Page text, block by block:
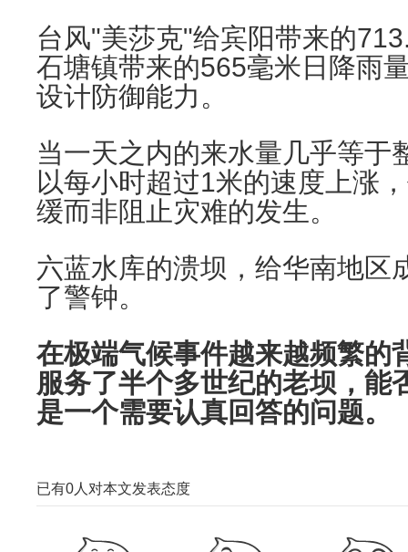
台风"美莎克"给宾阳带来的
石塘镇带来的565毫米日降雨
设计防御能力。
当一天之内的来水量几乎等于
以每小时超过1米的速度上涨
缓而非阻止灾难的发生。
六蓝水库的溃坝，给华南地区
了警钟。
在极端气候事件越来越频繁的
服务了半个多世纪的老坝，
是一个需要认真回答的问题。
已有0 人对本文发表态度